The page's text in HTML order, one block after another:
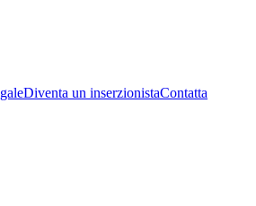
Diventa un inserzionistaContatta